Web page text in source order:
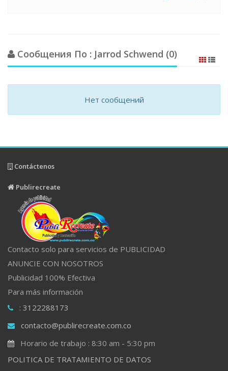
Сообщения По : Jarrod Schwend (0)
Нет сообщений
Contáctenos
Publirecreate
Contacto solo para servicios de PUBLICIDAD
ANUNCIE CON NOSOTROS
Publicidad 100% Efectiva
Para más información
: 3122288173
contacto@publirecreate.com.co
Horario de trabajo : 8:30 am - 5:30 pm
POLITICA DE TRATAMIENTO DE DATOS